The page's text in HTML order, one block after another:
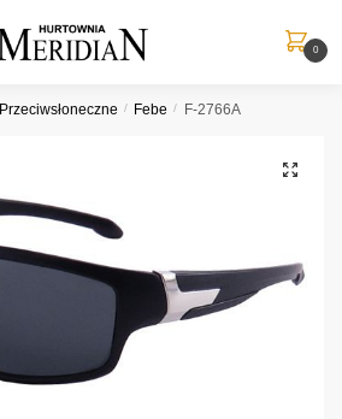
0
Przeciwsłoneczne / Febe / F-2766A